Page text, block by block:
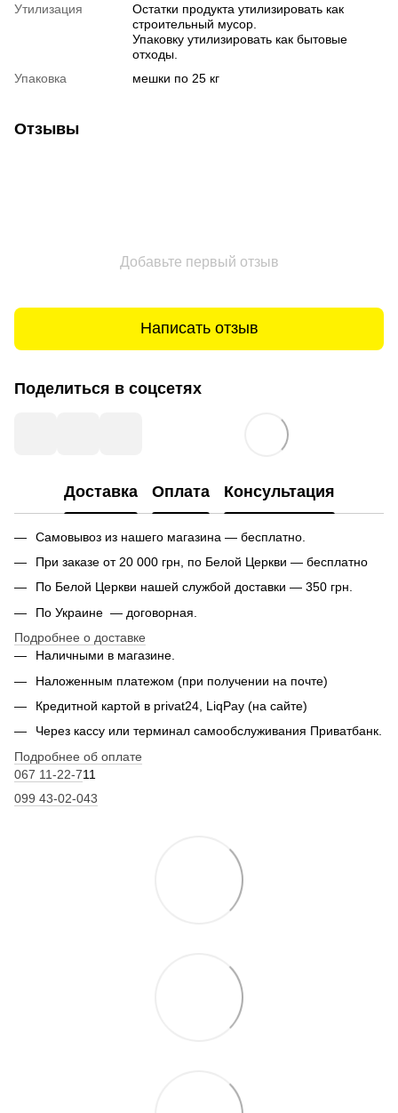
Утилизация
Остатки продукта утилизировать как
строительный мусор.
Упаковку утилизировать как бытовые
отходы.
Упаковка
мешки по 25 кг
Отзывы
Добавьте первый отзыв
Написать отзыв
Поделиться в соцсетях
Доставка Оплата Консультация
Самовывоз из нашего магазина — бесплатно.
При заказе от 20 000 грн, по Белой Церкви — бесплатно
По Белой Церкви нашей службой доставки — 350 грн.
По Украине — договорная.
Подробнее о доставке
Наличными в магазине.
Наложенным платежом (при получении на почте)
Кредитной картой в privat24, LiqPay (на сайте)
Через кассу или терминал самообслуживания Приватбанк.
Подробнее об оплате
067 11-22-711
099 43-02-043